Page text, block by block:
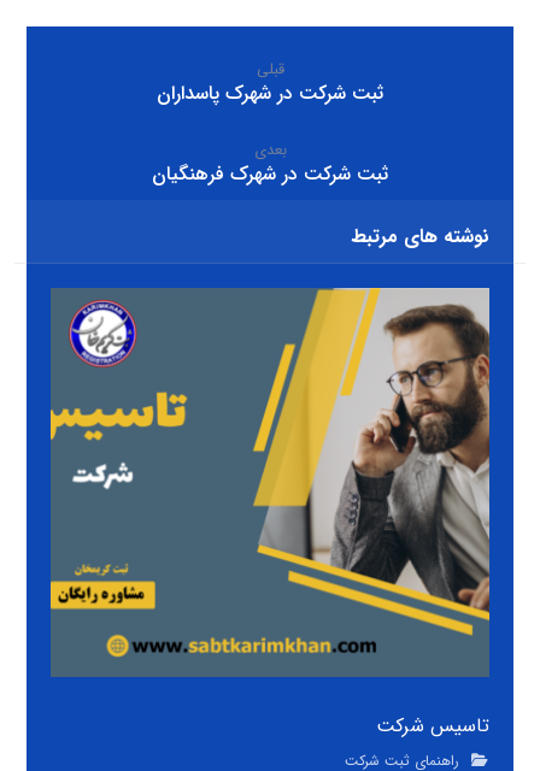
قبلی
ثبت شرکت در شهرک پاسداران
بعدی
ثبت شرکت در شهرک فرهنگیان
نوشته های مرتبط
تاسیس شرکت
راهنمای ثبت شرکت